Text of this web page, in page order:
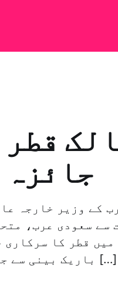
قطر
جائزہ
سے سعودی عرب،
قطر کا
باریک بینی سے جائزہ لیا جا رہا ہے پھر اس […]